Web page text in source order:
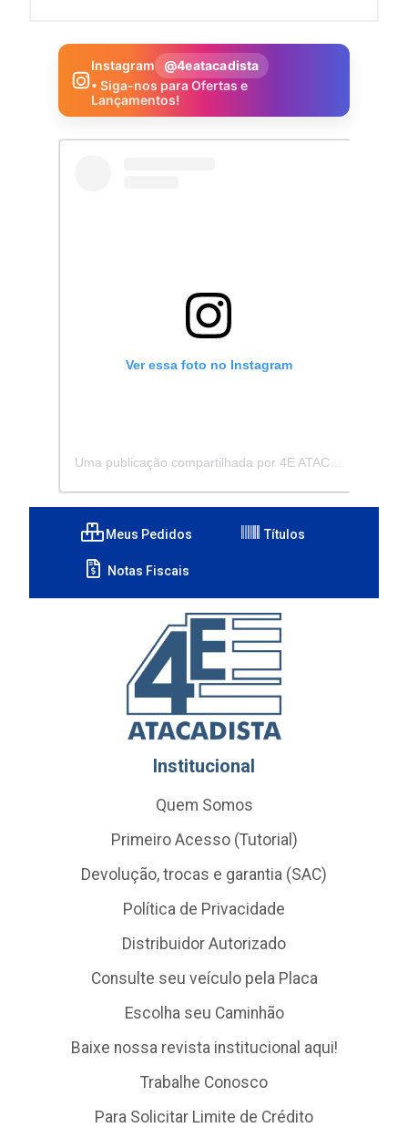
Instagram
@4eatacadista
• Siga-nos para Ofertas e
Lançamentos!
Ver essa foto no Instagram
Meus Pedidos Títulos
Notas Fiscais
Institucional
Quem Somos
Primeiro Acesso (Tutorial)
Devolução, trocas e garantia (SAC)
Política de Privacidade
Distribuidor Autorizado
Consulte seu veículo pela Placa
Escolha seu Caminhão
Baixe nossa revista institucional aqui!
Trabalhe Conosco
Para Solicitar Limite de Crédito